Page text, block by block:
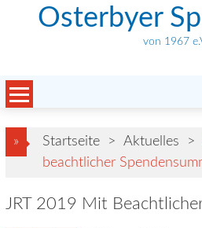
Osterbyer
von 1967
» Startseite > Aktuelles >
beachtlicher
JRT 2019 Mit